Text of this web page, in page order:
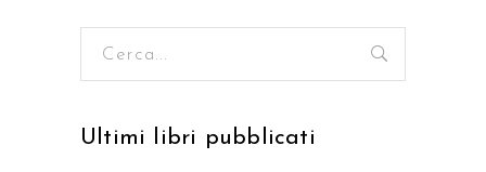
Ultimi libri pubblicati